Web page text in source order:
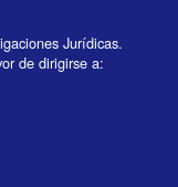
Jurídicas.
de dirigirse a: